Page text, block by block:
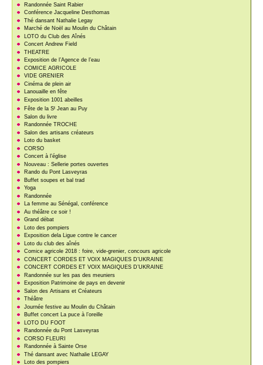
Randonnée Saint Rabier
Conférence Jacqueline Desthomas
Thé dansant Nathalie Legay
Marché de Noël au Moulin du Châtain
LOTO du Club des Aînés
Concert Andrew Field
THEATRE
Exposition de l’Agence de l’eau
COMICE AGRICOLE
VIDE GRENIER
Cinéma de plein air
Lanouaille en fête
Exposition 1001 abeilles
Fête de la St Jean au Puy
Salon du livre
Randonnée TROCHE
Salon des artisans créateurs
Loto du basket
CORSO
Concert à l’église
Nouveau : Sellerie portes ouvertes
Rando du Pont Lasveyras
Buffet soupes et bal trad
Yoga
Randonnée
La femme au Sénégal, conférence
Au théâtre ce soir !
Grand débat
Loto des pompiers
Exposition dela Ligue contre le cancer
Loto du club des aînés
Comice agricole 2018 : foire, vide-grenier, concours agricole
CONCERT CORDES ET VOIX MAGIQUES D’UKRAINE
CONCERT CORDES ET VOIX MAGIQUES D’UKRAINE
Randonnée sur les pas des meuniers
Exposition Patrimoine de pays en devenir
Salon des Artisans et Créateurs
Théâtre
Journée festive au Moulin du Châtain
Buffet concert La puce à l’oreille
LOTO DU FOOT
Randonnée du Pont Lasveyras
CORSO FLEURI
Randonnée à Sainte Orse
Thé dansant avec Nathalie LEGAY
Loto des pompiers